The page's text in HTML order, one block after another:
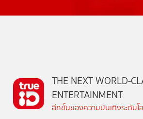
THE NEXT WORLD-
ENTERTAINMENT
อีกขั้นของความบันเทิงระดับ